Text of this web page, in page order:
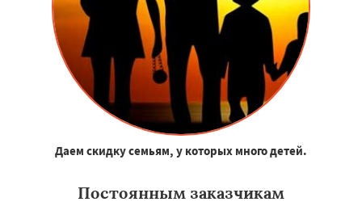
Даем скидку семьям, у которых много детей.
Постоянным заказчикам